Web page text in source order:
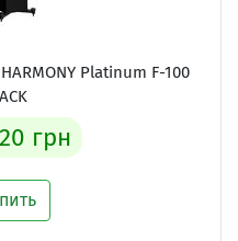
Platinum F-100
грн